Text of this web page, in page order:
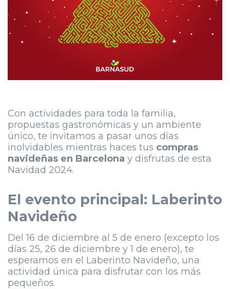
Con actividades para toda la familia,
propuestas gastronómicas y un ambiente
único, te invitamos a pasar unos días
inolvidables mientras haces tus compras
navideñas en Barcelona y disfrutas de esta
Navidad 2024.
El evento principal: Laberinto
Navideño
Del 16 de diciembre al 5 de enero (excepto los
días 25, 26 de diciembre y 1 de enero), te
esperamos en el Laberinto Navideño, una
actividad única para disfrutar con los más
pequeños.